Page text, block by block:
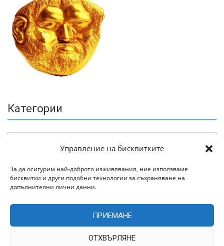
Управление на бисквитките
За да осигурим най-доброто изживявания, ние използваме
бисквитки и други подобни технологии за съхраняване на
допълнителни лични данни.
ПРИЕМАНЕ
ОТХВЪРЛЯНЕ
Категории
Архив